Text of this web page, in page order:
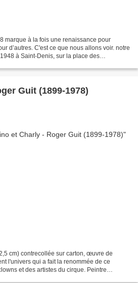
marque à la fois une renaissance pour
d’autres. C'est ce que nous allons voir. notre
à Saint-Denis, sur la place des
Guit (1899-1978)
cm) contrecollée sur carton, œuvre de
l'univers qui a fait la renommée de ce
et des artistes du cirque. Peintre